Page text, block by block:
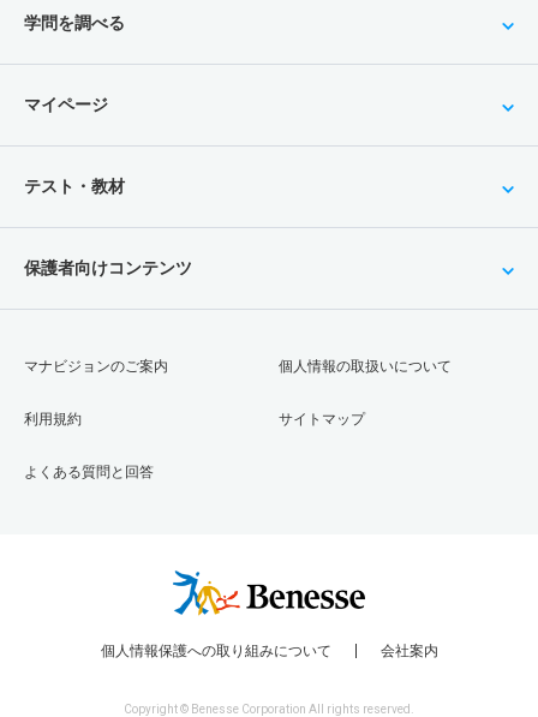
学問を調べる
マイページ
テスト・教材
保護者向けコンテンツ
マナビジョンのご案内
利用規約
よくある質問と回答
個人情報の取扱いについて
サイトマップ
個人情報保護への取り組みについて 会社案内
Copyright © Benesse Corporation All rights reserved.